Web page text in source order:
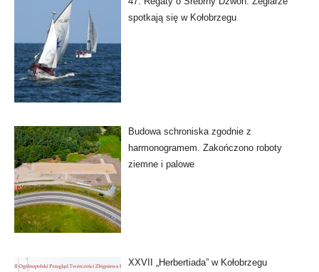
spotkają się w Kołobrzegu
Budowa schroniska zgodnie z
harmonogramem. Zakończono roboty
ziemne i palowe
XXVII „Herbertiada” w Kołobrzegu